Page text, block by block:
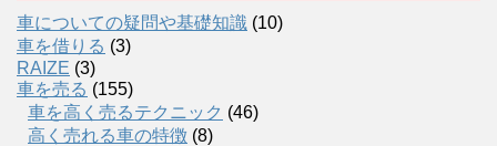
車についての疑問や基礎知識 (10)
車を借りる (3)
RAIZE (3)
車を売る (155)
車を高く売るテクニック (46)
高く売れる車の特徴 (8)